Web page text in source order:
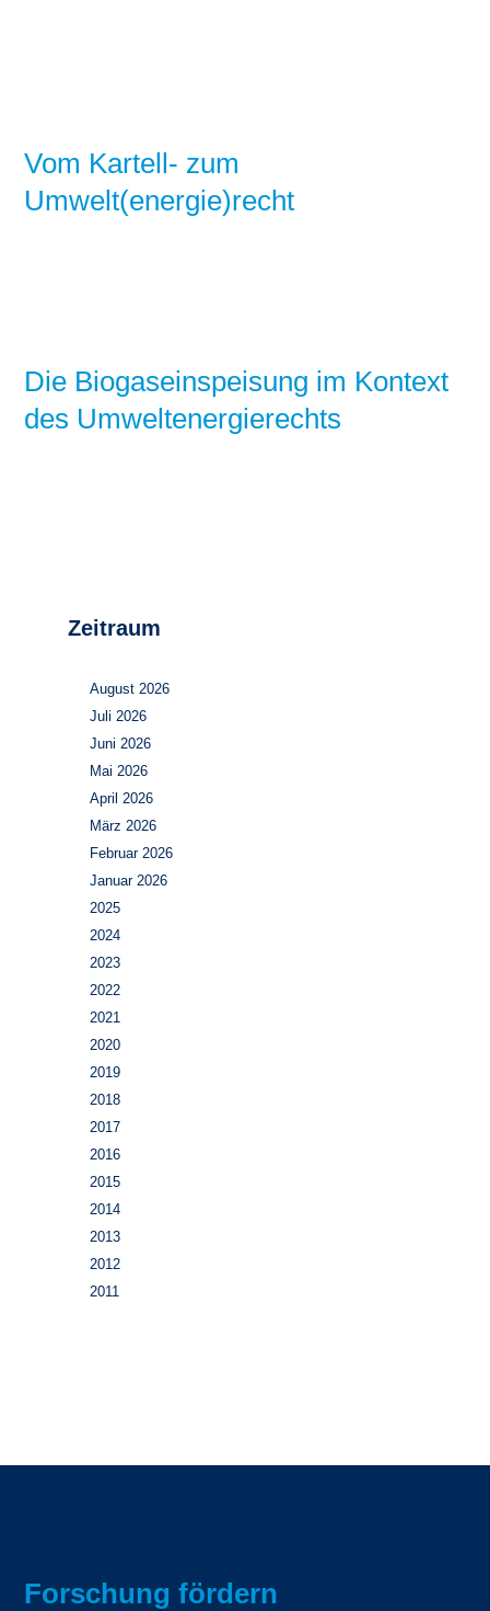
Vom Kartell- zum
Umwelt(energie)recht
Die Biogaseinspeisung im Kontext
des Umweltenergierechts
Zeitraum
August 2026
Juli 2026
Juni 2026
Mai 2026
April 2026
März 2026
Februar 2026
Januar 2026
2025
2024
2023
2022
2021
2020
2019
2018
2017
2016
2015
2014
2013
2012
2011
Forschung fördern